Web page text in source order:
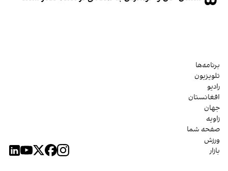
برنامه‌ها
تلویزیون
رادیو
افغانستان
جهان
زاویه
صفحه شما
ورزش
بازار